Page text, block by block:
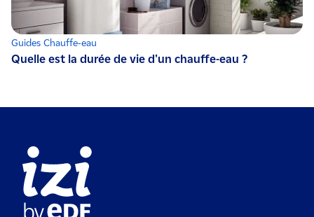
Guides Chauffe-eau
Quelle est la durée de vie d'un chauffe-eau ?